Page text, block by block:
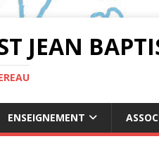
JEAN
ENSEIGNEMENT